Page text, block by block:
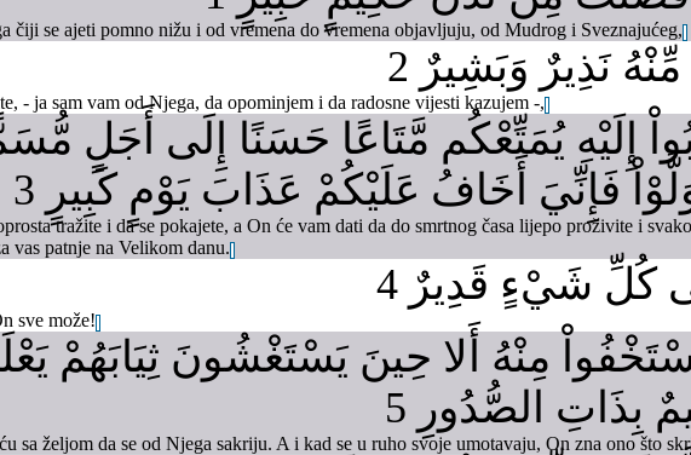
čiji se ajeti pomno nižu i od vremena do vremena objavljuju, od Mudrog i Sveznajućeg,
مِّنْهُ نَذِيرٌ وَبَشِيرٌ 2
- ja sam vam od Njega, da opominjem i da radosne vijesti kazujem -,
إِلَيْهِ يُمَتِّعْكُم مَّتَاعًا حَسَنًا إِلَى أَجَلٍ
فَإِنِّيَ أَخَافُ عَلَيْكُمْ عَذَابَ يَوْمٍ كَبِيرٍ 3
tražite i da se pokajete, a On će vam dati da do smrtnog časa lijepo proživite i
vas patnje na Velikom danu.
كُلِّ شَيْءٍ قَدِيرٌ 4
sve može!
مِنْهُ أَلا حِينَ يَسْتَغْشُونَ ثِيَابَهُمْ
بِذَاتِ الصُّدُورِ 5
sa željom da se od Njega sakriju. A i kad se u ruho svoje umotavaju, On zna ono što